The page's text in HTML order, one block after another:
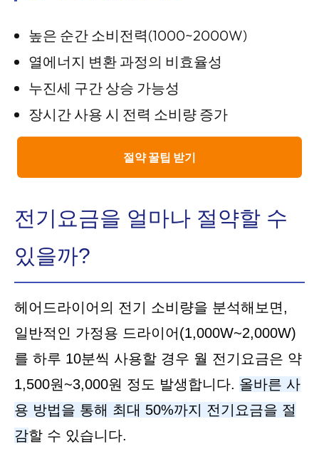
높은 순간 소비전력(1000~2000W)
열에너지 변환 과정의 비효율성
누진세 구간 상승 가능성
장시간 사용 시 전력 소비량 증가
절약 꿀팁 받기
전기요금을 얼마나 절약할 수
있을까?
헤어드라이어의 전기 소비량을 분석해보면,
일반적인 가정용 드라이어(1,000W~2,000W)
를 하루 10분씩 사용할 경우 월 전기요금은 약
1,500원~3,000원 정도 발생합니다. 올바른 사
용 방법을 통해 최대 50%까지 전기요금을 절
감할 수 있습니다.